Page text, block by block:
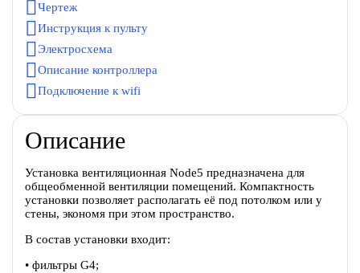
Чертеж
Инструкция к пульту
Электросхема
Описание контроллера
Подключение к wifi
Описание
Установка вентиляционная Node5 предназначена для
общеобменной вентиляции помещений. Компактность
установки позволяет располагать её под потолком или у
стены, экономя при этом пространство.
В состав установки входит:
• фильтры G4;